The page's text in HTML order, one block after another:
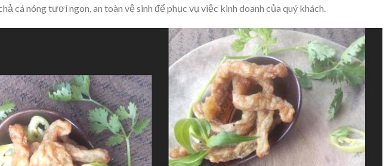
cá nóng tươi ngon, an toàn vệ sinh để phục vụ việc kinh doanh của quý khách.